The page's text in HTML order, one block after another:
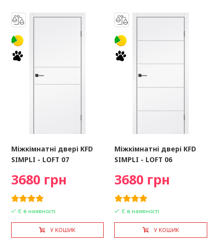
Міжкімнатні двері KFD
SIMPLI - LOFT 07
3680 грн
Є в наявності
У КОШИК
Міжкімнатні двері KFD
SIMPLI - LOFT 06
3680 грн
Є в наявності
У КОШИК